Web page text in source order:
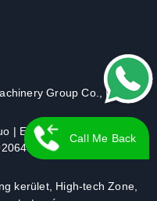
Group Co., Ltd.
| Engedélyszám:
kerület, High-tech Zone,
Call Me Back